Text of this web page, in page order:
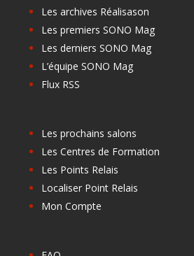
Les archives Réalisason
Les premiers SONO Mag
Les derniers SONO Mag
L’équipe SONO Mag
Flux RSS
Les prochains salons
Les Centres de Formation
Les Points Relais
Localiser Point Relais
Mon Compte